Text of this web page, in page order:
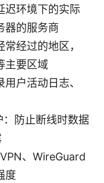
迟环境下的实际
器的服务商
经过的地区，
主要区域
户活动日志、
防止断线时数据
、WireGuard
度